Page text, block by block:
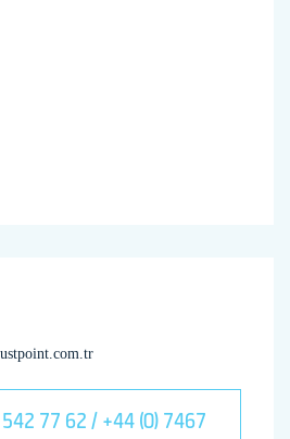
77 62 / +44 (0) 7467